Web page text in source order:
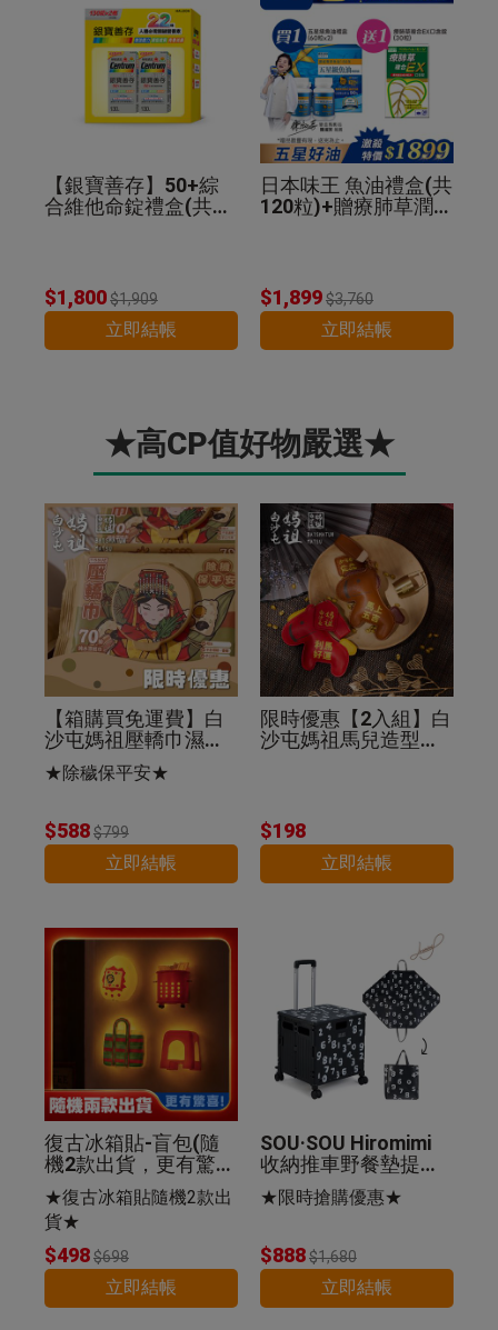
【銀寶善存】50+綜
合維他命錠禮盒(共26
$1,800$1,909
立即結帳
日本味王 魚油禮盒(共
120粒)+贈療肺草潤喉
$1,899$3,760
立即結帳
★高CP值好物嚴選★
【箱購買免運費】白
沙屯媽祖壓轎巾濕紙
巾70抽(24入組)除穢
保平安
★除穢保平安★
$588$799
立即結帳
限時優惠【2入組】白
沙屯媽祖馬兒造型皮
$198
立即結帳
復古冰箱貼-盲包(隨
機2款出貨，更有驚
喜)
★復古冰箱貼隨機2款出
貨★
$498$698
立即結帳
SOU·SOU Hiromimi
收納推車野餐墊提袋
組-SO-SU-U十數昆
★限時搶購優惠★
$888$1,680
立即結帳